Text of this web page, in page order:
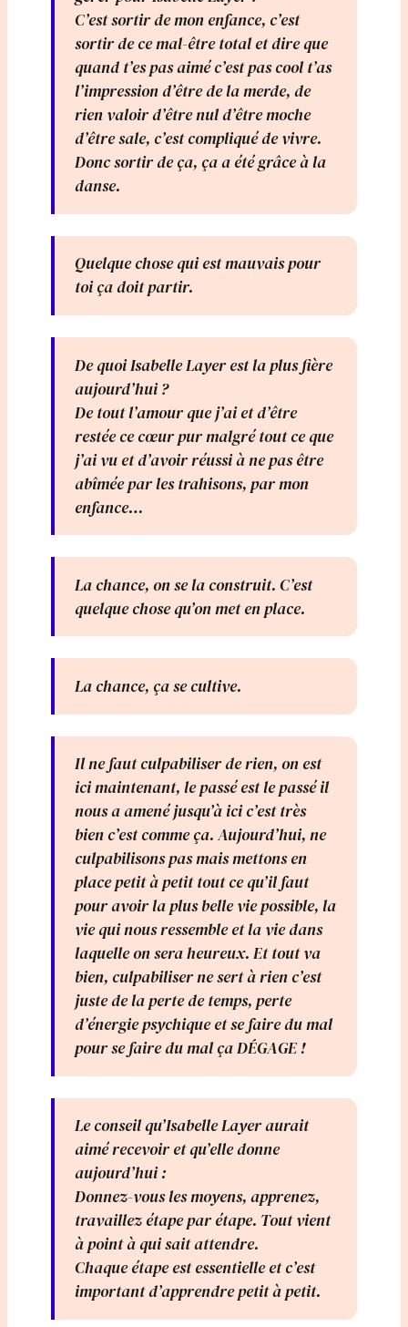
C’est sortir de mon enfance, c’est
sortir de ce mal-être total et dire que
quand t’es pas aimé c’est pas cool t’as
l’impression d’être de la merde, de
rien valoir d’être nul d’être moche
d’être sale, c’est compliqué de vivre.
Donc sortir de ça, ça a été grâce à la
danse.
Quelque chose qui est mauvais pour
toi ça doit partir.
De quoi Isabelle Layer est la plus fière
aujourd’hui ?
De tout l’amour que j’ai et d’être
restée ce cœur pur malgré tout ce que
j’ai vu et d’avoir réussi à ne pas être
abîmée par les trahisons, par mon
enfance…
La chance, on se la construit. C’est
quelque chose qu’on met en place.
La chance, ça se cultive.
Il ne faut culpabiliser de rien, on est
ici maintenant, le passé est le passé il
nous a amené jusqu’à ici c’est très
bien c’est comme ça. Aujourd’hui, ne
culpabilisons pas mais mettons en
place petit à petit tout ce qu’il faut
pour avoir la plus belle vie possible, la
vie qui nous ressemble et la vie dans
laquelle on sera heureux. Et tout va
bien, culpabiliser ne sert à rien c’est
juste de la perte de temps, perte
d’énergie psychique et se faire du mal
pour se faire du mal ça DÉGAGE !
Le conseil qu’Isabelle Layer aurait
aimé recevoir et qu’elle donne
aujourd’hui :
Donnez-vous les moyens, apprenez,
travaillez étape par étape. Tout vient
à point à qui sait attendre.
Chaque étape est essentielle et c’est
important d’apprendre petit à petit.